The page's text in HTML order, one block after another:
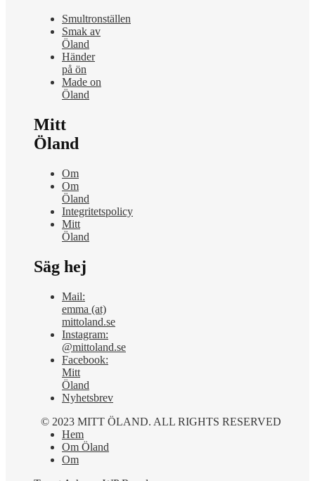
Smultronställen
Smak av
Öland
Händer
på ön
Made on
Öland
Mitt
Öland
Om
Om
Öland
Integritetspolicy
Mitt
Öland
Säg hej
Mail:
emma (at)
mittoland.se
Instagram:
@mittoland.se
Facebook:
Mitt
Öland
Nyhetsbrev
© 2023 MITT ÖLAND. ALL RIGHTS RESERVED
Hem
Om Öland
Om